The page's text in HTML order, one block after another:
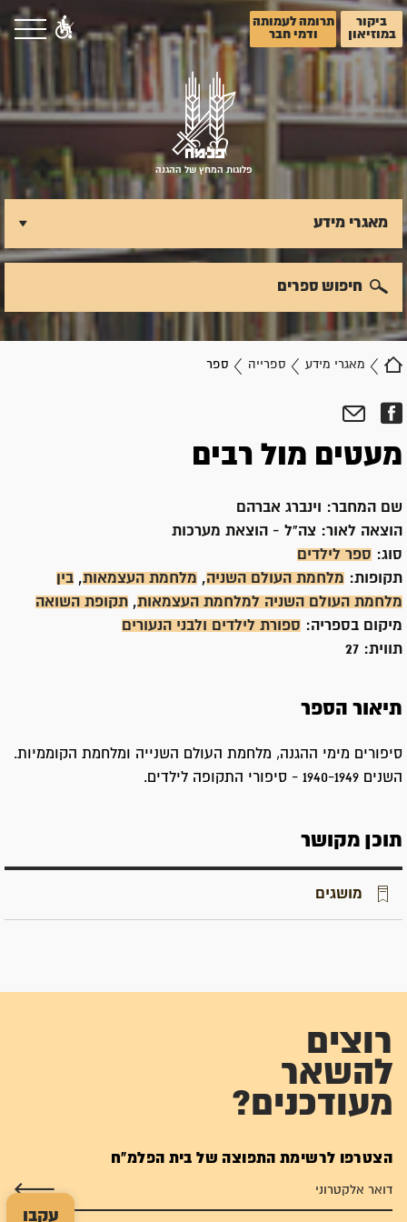
עקבו
ביקור
במוזיאון
תרומה לעמותה
ודמי חבר
פלוגות המחץ של ההגנה
מאגרי מידע ספרייה ספר
מאגרי מידע
חיפוש ספרים
מעטים מול רבים
שם המחבר:
וינברג אברהם
הוצאה לאור: צה"ל - הוצאת מערכות
סוג: ספר לילדים
תקופות: מלחמת העולם השניה, מלחמת העצמאות, בין
מלחמת העולם השניה למלחמת העצמאות, תקופת השואה
מיקום בספריה: ספורת לילדים ולבני הנעורים
תווית: 27
תיאור הספר
סיפורים מימי ההגנה, מלחמת העולם השנייה ומלחמת הקוממיות.
השנים 1940-1949 - סיפורי התקופה לילדים.
תוכן מקושר
מושגים
רוצים
להשאר
מעודכנים?
הצטרפו לרשימת התפוצה של בית הפלמ"ח